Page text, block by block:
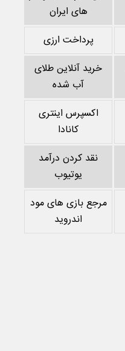
های ایران
پرداخت ارزی
خرید آنلاین طلای
آب شده
اکسپرس اینتری
کانادا
نقد کردن درآمد
یوتیوب
مرجع بازی های مود
اندروید